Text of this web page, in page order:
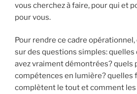
vous cherchez à faire, pour qui et
pour vous.
Pour rendre ce cadre opérationnel,
sur des questions simples:
avez vraiment démontrées?
compétences en lumière? quelles
complètent le tout et comment